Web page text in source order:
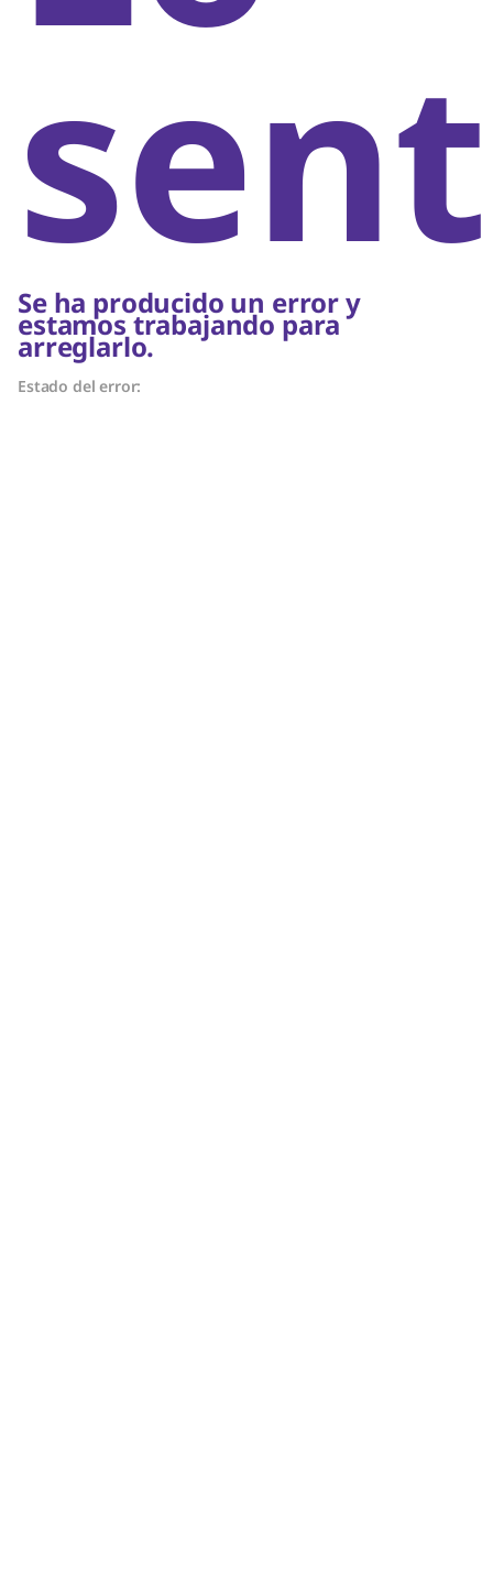
Se ha producido un error y
estamos trabajando para
arreglarlo.
Estado del error: